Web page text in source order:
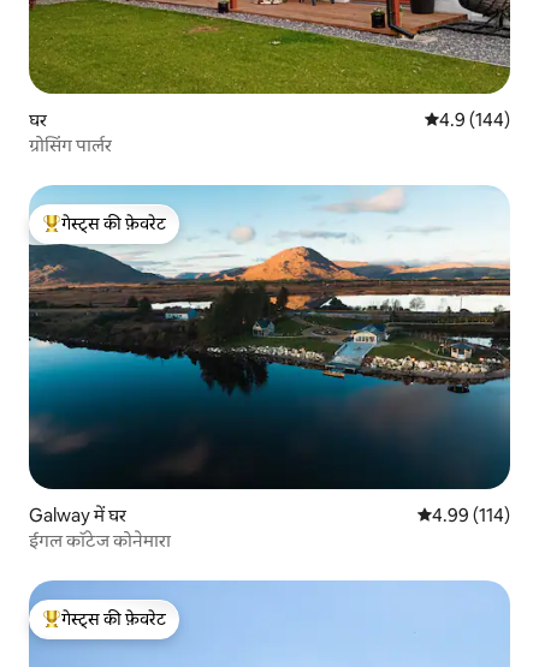
घर औसत रेटिंग 5 में
4.9 (144)
ग्रोसिंग पार्लर
गेस्ट्स का टॉप फ़ेवरेट
गेस्ट्स की फ़ेवरेट
Galway में घर औसत रेटिंग 5 में से
4.99 (114)
ईगल कॉटेज कोनेमारा
गेस्ट्स का टॉप फ़ेवरेट
गेस्ट्स की फ़ेवरेट